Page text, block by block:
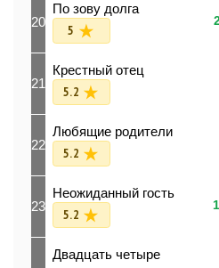
20
По зову долга
5
21
Крестный отец
5.2
22
Любящие родители
5.2
23
Неожиданный гость
5.2
Двадцать четыре